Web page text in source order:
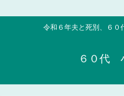
令和６年夫と死別、６０
６０代